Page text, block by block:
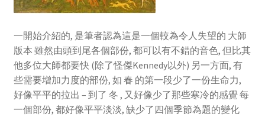
一開始介紹的, 是筆者認為這是一個較為令人失望的 大師
版本 雖然由頭到尾各個部份, 都可以有不錯的音色, 但比其
他多位大師都要快 (除了怪傑Kennedy以外) 另一方面, 有
些需要增加力度的部份, 如 春 的第一段少了一份生命力,
好像平平的拉出 – 到了 冬 , 又好像少了那些寒冷的感覺 每
一個部份, 都好像平平淡淡, 缺少了四個季節為題的變化